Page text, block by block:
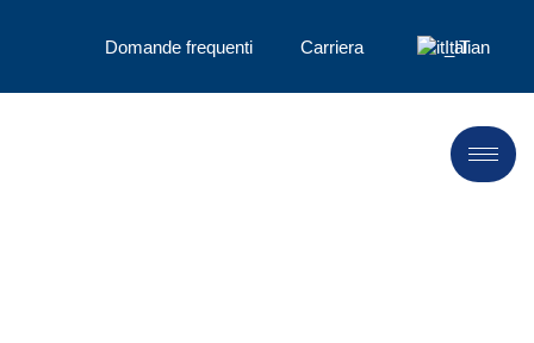
Domande frequenti Carriera Italian